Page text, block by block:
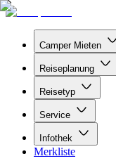
Camper Mieten
Reiseplanung
Reisetyp
Service
Infothek
Merkliste